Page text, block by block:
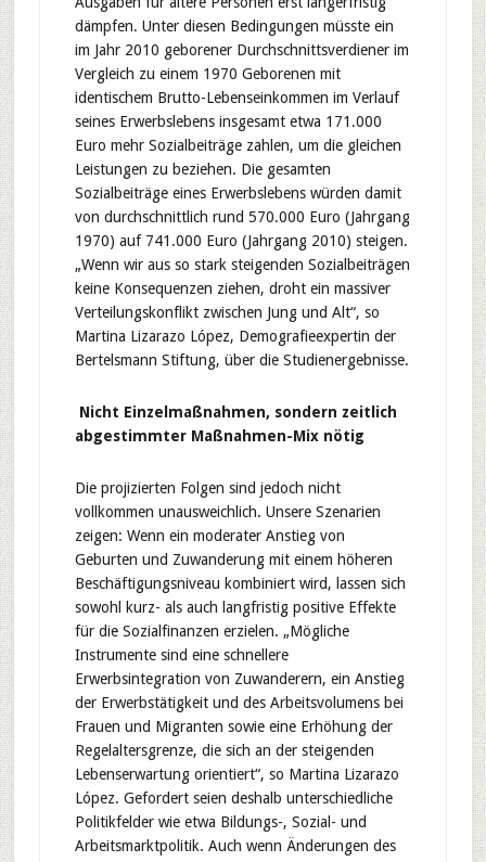
dämpfen. Unter diesen Bedingungen müsste ein
im Jahr 2010 geborener Durchschnittsverdiener im
Vergleich zu einem 1970 Geborenen mit
identischem Brutto-Lebenseinkommen im Verlauf
seines Erwerbslebens insgesamt etwa 171.000
Euro mehr Sozialbeiträge zahlen, um die gleichen
Leistungen zu beziehen. Die gesamten
Sozialbeiträge eines Erwerbslebens würden damit
von durchschnittlich rund 570.000 Euro (Jahrgang
1970) auf 741.000 Euro (Jahrgang 2010) steigen.
„Wenn wir aus so stark steigenden Sozialbeiträgen
keine Konsequenzen ziehen, droht ein massiver
Verteilungskonflikt zwischen Jung und Alt“, so
Martina Lizarazo López, Demografieexpertin der
Bertelsmann Stiftung, über die Studienergebnisse.
Nicht Einzelmaßnahmen, sondern zeitlich
abgestimmter Maßnahmen-Mix nötig
Die projizierten Folgen sind jedoch nicht
vollkommen unausweichlich. Unsere Szenarien
zeigen: Wenn ein moderater Anstieg von
Geburten und Zuwanderung mit einem höheren
Beschäftigungsniveau kombiniert wird, lassen sich
sowohl kurz- als auch langfristig positive Effekte
für die Sozialfinanzen erzielen. „Mögliche
Instrumente sind eine schnellere
Erwerbsintegration von Zuwanderern, ein Anstieg
der Erwerbstätigkeit und des Arbeitsvolumens bei
Frauen und Migranten sowie eine Erhöhung der
Regelaltersgrenze, die sich an der steigenden
Lebenserwartung orientiert“, so Martina Lizarazo
López. Gefordert seien deshalb unterschiedliche
Politikfelder wie etwa Bildungs-, Sozial- und
Arbeitsmarktpolitik. Auch wenn Änderungen des